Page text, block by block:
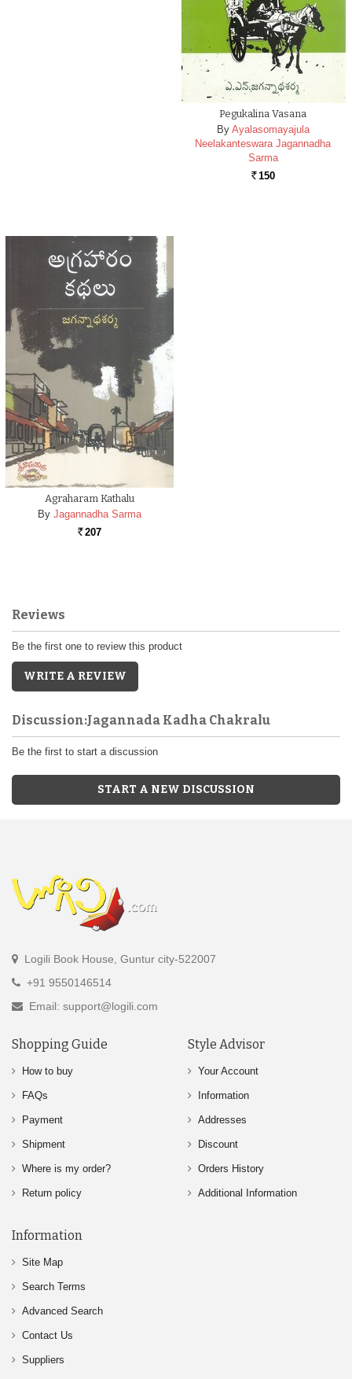
Pegukalina Vasana
By Ayalasomayajula
Neelakanteswara Jagannadha
Sarma
Rs. 150
Agraharam Kathalu
By Jagannadha Sarma
Rs. 207
Reviews
Be the first one to review this product
WRITE A REVIEW
Discussion:Jagannada Kadha Chakralu
Be the first to start a discussion
START A NEW DISCUSSION
Logili Book House, Guntur city-522007
+91 9550146514
Email: support@logili.com
Shopping Guide
How to buy
FAQs
Payment
Shipment
Where is my order?
Return policy
Style Advisor
Your Account
Information
Addresses
Discount
Orders History
Additional Information
Information
Site Map
Search Terms
Advanced Search
Contact Us
Suppliers